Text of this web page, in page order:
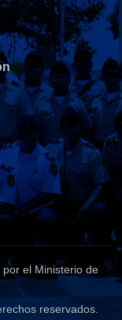
el Ministerio de
reservados.